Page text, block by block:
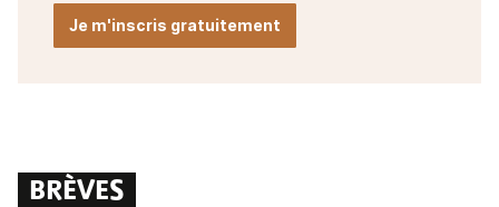
Je m'inscris gratuitement
BRÈVES